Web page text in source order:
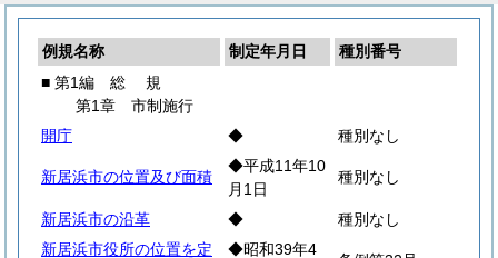
例規名称 制定年月日
種別番号
■ 第1編 総 規
第1章 市制施行
開庁
◆ 種別なし
新居浜市の位置及び面積
◆平成11年10
月1日
種別なし
新居浜市の沿革 ◆
種別なし
新居浜市役所の位置を定
◆昭和39年4